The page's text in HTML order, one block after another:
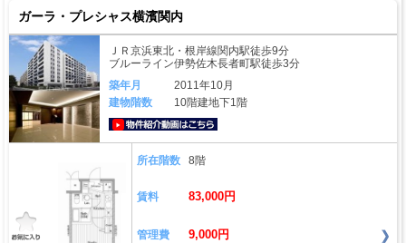
ガーラ・プレシャス横濱関内
ＪＲ京浜東北・根岸線関内駅徒歩9分
ブルーライン伊勢佐木長者町駅徒歩3分
築年月
2011年10月
建物階数
10階建地下1階
所在階数 8階
賃料 83,000円
管理費 9,000円